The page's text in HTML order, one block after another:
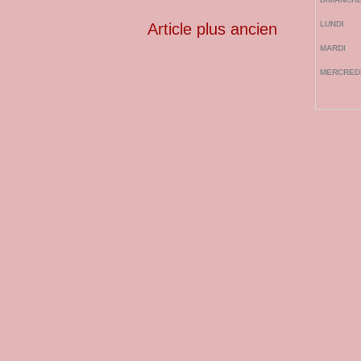
Article plus ancien